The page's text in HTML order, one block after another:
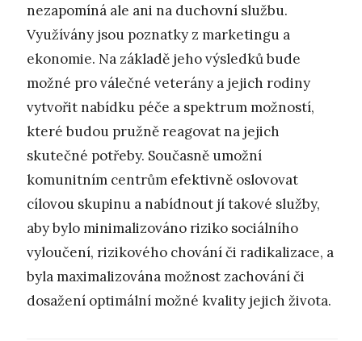
nezapomíná ale ani na duchovní službu.
Využívány jsou poznatky z marketingu a
ekonomie. Na základě jeho výsledků bude
možné pro válečné veterány a jejich rodiny
vytvořit nabídku péče a spektrum možností,
které budou pružně reagovat na jejich
skutečné potřeby. Současně umožní
komunitním centrům efektivně oslovovat
cílovou skupinu a nabídnout jí takové služby,
aby bylo minimalizováno riziko sociálního
vyloučení, rizikového chování či radikalizace, a
byla maximalizována možnost zachování či
dosažení optimální možné kvality jejich života.